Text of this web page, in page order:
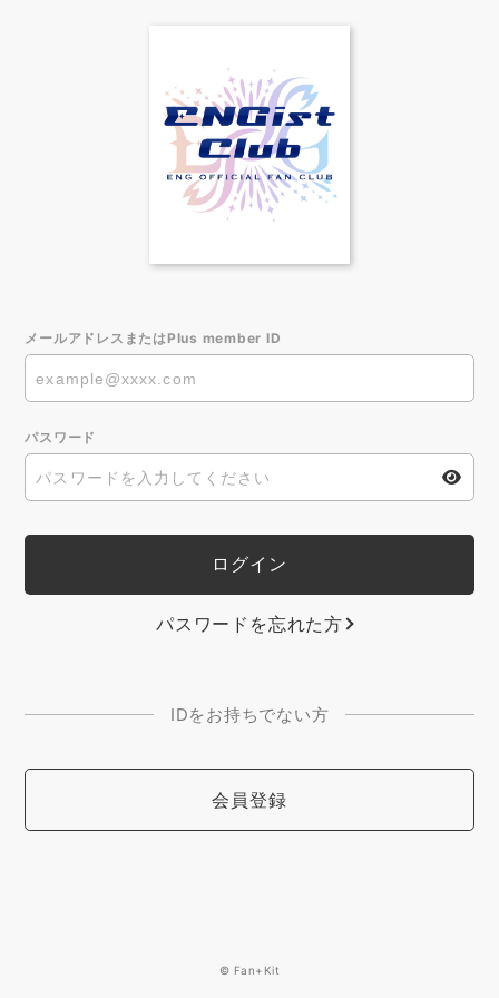
メールアドレスまたはPlus member ID
パスワード
パスワードを忘れた方
IDをお持ちでない方
会員登録
© Fan+Kit